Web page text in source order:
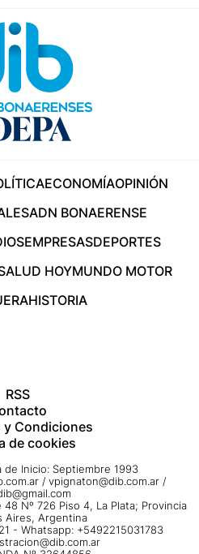
ECONOMÍAOPINIÓN
ADN BONAERENSE
EMPRESASDEPORTES
HOYMUNDO MOTOR
HISTORIA
RSS
y Condiciones
de cookies
Inicio: Septiembre 1993
/ vpignaton@dib.com.ar /
Nº 726 Piso 4, La Plata; Provincia
Aires, Argentina
- Whatsapp: +5492215031783